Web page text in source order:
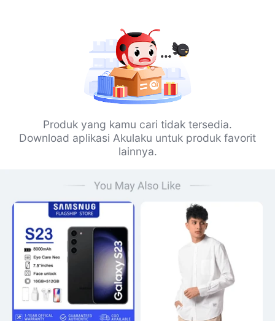
Produk yang kamu cari tidak tersedia.
Download aplikasi Akulaku untuk produk favorit
lainnya.